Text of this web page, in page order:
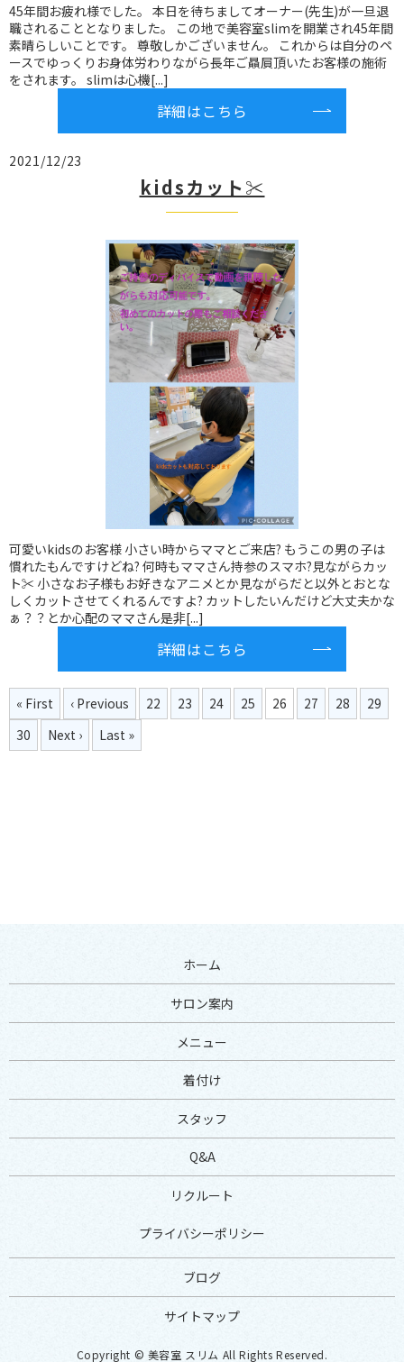
45年間お疲れ様でした。 本日を待ちましてオーナー(先生)が一旦退
職されることとなりました。 この地で美容室slimを開業され45年間
素晴らしいことです。 尊敬しかございません。 これからは自分のペ
ースでゆっくりお身体労わりながら長年ご贔屓頂いたお客様の施術
をされます。 slimは心機[...]
詳細はこちら
2021/12/23
kidsカット✂︎
可愛いkidsのお客様 小さい時からママとご来店? もうこの男の子は
慣れたもんですけどね? 何時もママさん持参のスマホ?見ながらカッ
ト✂︎ 小さなお子様もお好きなアニメとか見ながらだと以外とおとな
しくカットさせてくれるんですよ? カットしたいんだけど大丈夫かな
ぁ？？とか心配のママさん是非[...]
詳細はこちら
« First ‹ Previous 22 23 24 25 26 27 28
29
30
Next › Last »
ホーム
サロン案内
メニュー
着付け
スタッフ
Q&A
リクルート
プライバシーポリシー
ブログ
サイトマップ
Copyright © 美容室 スリム All Rights Reserved.